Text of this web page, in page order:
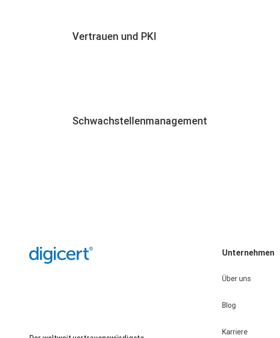
Vertrauen und PKI
Schwachstellenmanagement
Unternehmen
Über uns
Blog
Karriere